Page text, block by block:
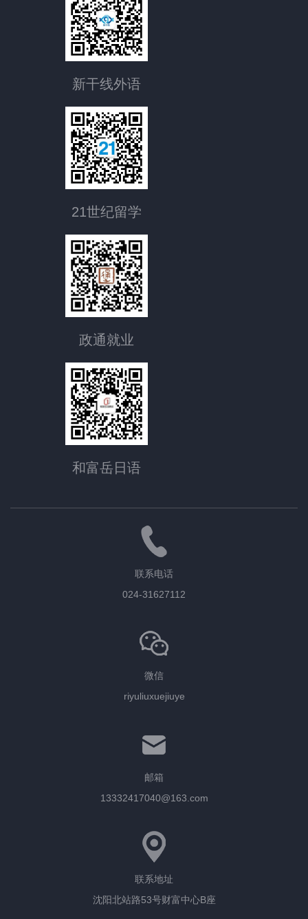
新干线外语
21世纪留学
政通就业
和富岳日语
联系电话
024-31627112
微信
riyuliuxuejiuye
邮箱
13332417040@163.com
联系地址
沈阳北站路53号财富中心B座